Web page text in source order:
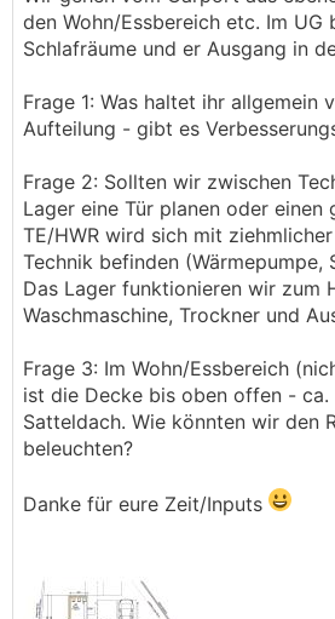
den Wohn/Essbereich etc. Im UG
Schlafräume und er Ausgang in
Frage 1: Was haltet ihr allgemein
Aufteilung - gibt es
Frage 2: Sollten wir zwischen
Lager eine Tür planen oder einen
TE/HWR wird sich mit
Technik befinden (Wärmepumpe,
Das Lager funktionieren wir zum
Waschmaschine, Trockner und
Frage 3: Im Wohn/Essbereich
ist die Decke bis oben offen - ca.
Satteldach. Wie könnten wir den
beleuchten?
Danke für eure Zeit/Inputs